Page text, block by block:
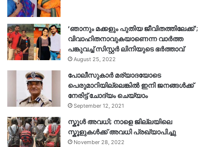
‘ഞാനും മക്കളും പുതിയ ജീവിതത്തിലേക്ക്’;
വിവാഹിതനാവുകയാണെന്ന വാർത്ത
പങ്കുവച്ച് സിസ്റ്റർ ലിനിയുടെ ഭർത്താവ്
August 25, 2022
പോലീസുകാര്‍ മര്യാദയോടെ
പെരുമാറിയില്ലെങ്കില്‍ ഇനി ജനങ്ങള്‍ക്ക്
നേരിട്ട് ചോദ്യം ചെയ്യാം
September 12, 2021
സ്കൂൾ അവധി; നാളെ ജില്ലയിലെ
സ്കൂളുകൾക്ക് അവധി പ്രഖ്യാപിച്ചു
November 28, 2022